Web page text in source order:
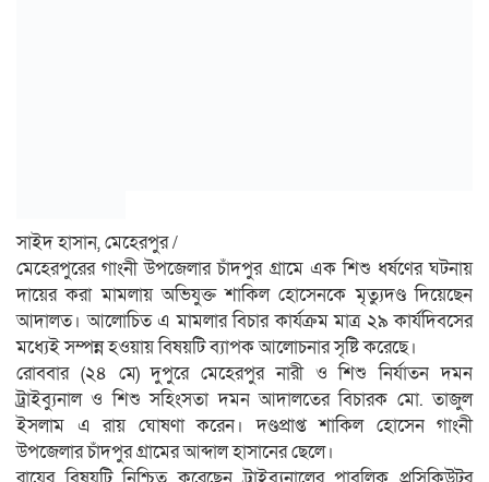
সাইদ হাসান, মেহেরপুর /
মেহেরপুরের গাংনী উপজেলার চাঁদপুর গ্রামে এক শিশু ধর্ষণের ঘটনায়
দায়ের করা মামলায় অভিযুক্ত শাকিল হোসেনকে মৃত্যুদণ্ড দিয়েছেন
আদালত। আলোচিত এ মামলার বিচার কার্যক্রম মাত্র ২৯ কার্যদিবসের
মধ্যেই সম্পন্ন হওয়ায় বিষয়টি ব্যাপক আলোচনার সৃষ্টি করেছে।
রোববার (২৪ মে) দুপুরে মেহেরপুর নারী ও শিশু নির্যাতন দমন
ট্রাইব্যুনাল ও শিশু সহিংসতা দমন আদালতের বিচারক মো. তাজুল
ইসলাম এ রায় ঘোষণা করেন। দণ্ডপ্রাপ্ত শাকিল হোসেন গাংনী
উপজেলার চাঁদপুর গ্রামের আব্দাল হাসানের ছেলে।